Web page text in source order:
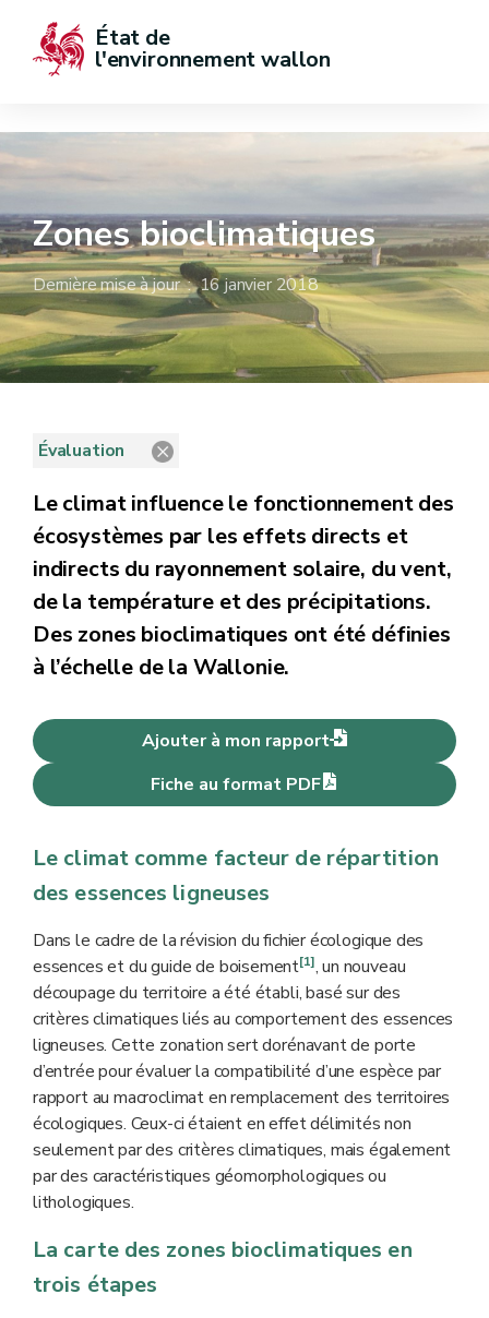
État de
l'environnement wallon
Zones bioclimatiques
Dernière mise à jour : 16 janvier 2018
Évaluation
Le climat influence le fonctionnement des
écosystèmes par les effets directs et
indirects du rayonnement solaire, du vent,
de la température et des précipitations.
Des zones bioclimatiques ont été définies
à l’échelle de la Wallonie.
Ajouter à mon rapport
Fiche au format PDF
Le climat comme facteur de répartition
des essences ligneuses
Dans le cadre de la révision du fichier écologique des
essences et du guide de boisement[1], un nouveau
découpage du territoire a été établi, basé sur des
critères climatiques liés au comportement des essences
ligneuses. Cette zonation sert dorénavant de porte
d’entrée pour évaluer la compatibilité d’une espèce par
rapport au macroclimat en remplacement des territoires
écologiques. Ceux-ci étaient en effet délimités non
seulement par des critères climatiques, mais également
par des caractéristiques géomorphologiques ou
lithologiques.
La carte des zones bioclimatiques en
trois étapes